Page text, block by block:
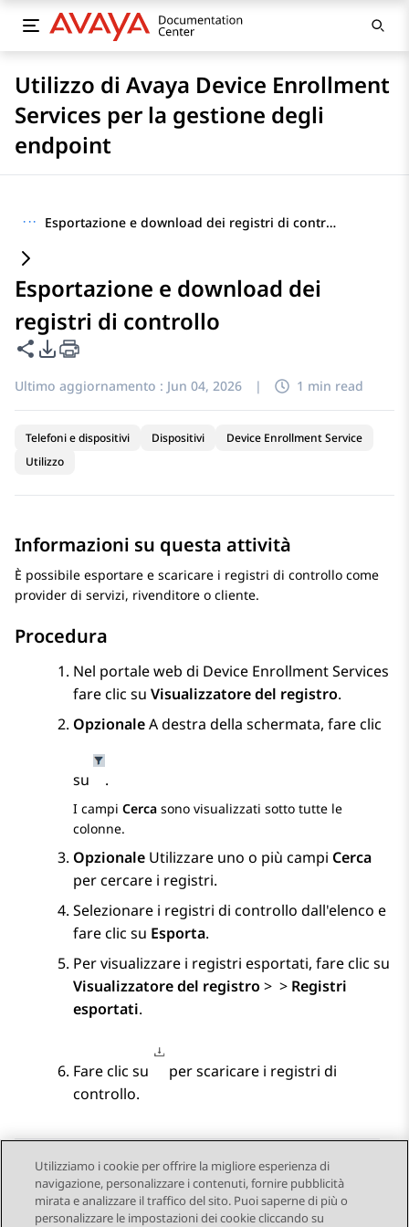
Utilizzo di Avaya Device Enrollment
Services per la gestione degli
endpoint
··· Esportazione e download dei registri di controllo
Esportazione e download dei
registri di controllo
Condividi questa pagina
Opzioni di esportazione PDF
Ultimo aggiornamento : Jun 04, 2026 | 1 min read
Telefoni e dispositivi Dispositivi
Device Enrollment Service
Utilizzo
Informazioni su questa attività
È possibile esportare e scaricare i registri di controllo come
provider di servizi, rivenditore o cliente.
Procedura
Nel portale web di Device Enrollment Services
fare clic su Visualizzatore del registro.
OpzionaleA destra della schermata, fare clic
su .
I campi Cerca sono visualizzati sotto tutte le
colonne.
Opzionale Utilizzare uno o più campi Cerca
per cercare i registri.
Selezionare i registri di controllo dall'elenco e
fare clic su Esporta.
Per visualizzare i registri esportati, fare clic su
Visualizzatore del registro > > Registri
esportati.
Fare clic su
per scaricare i registri di
controllo.
Send Feedback
Utilizziamo i cookie per offrire la migliore esperienza di
navigazione, personalizzare i contenuti, fornire pubblicità
mirata e analizzare il traffico del sito. Puoi saperne di più o
personalizzare le impostazioni dei cookie cliccando su